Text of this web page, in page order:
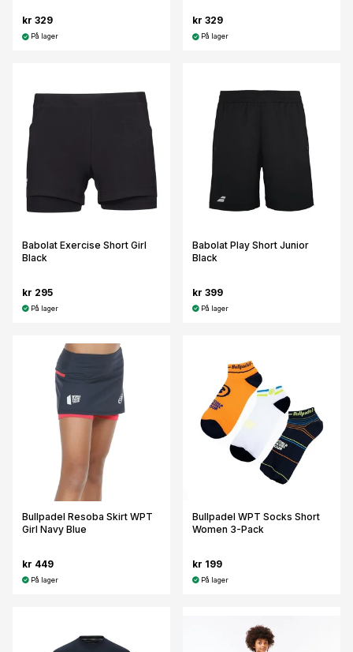
kr 329
På lager
kr 329
På lager
Babolat Exercise Short Girl
Black
kr 295
På lager
Babolat Play Short Junior
Black
kr 399
På lager
Bullpadel Resoba Skirt WPT
Girl Navy Blue
kr 449
På lager
Bullpadel WPT Socks Short
Women 3-Pack
kr 199
På lager